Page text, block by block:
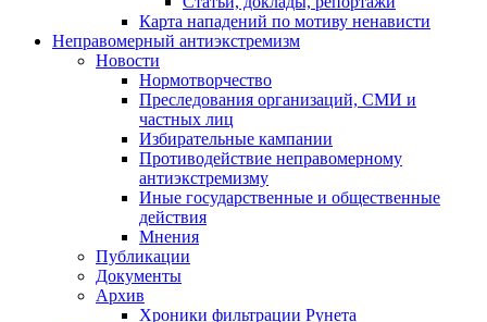
Карта нападений по мотиву ненависти
Неправомерный антиэкстремизм
Новости
Нормотворчество
Преследования организаций, СМИ и
частных лиц
Избирательные кампании
Противодействие неправомерному
антиэкстремизму
Иные государственные и общественные
действия
Мнения
Публикации
Документы
Архив
Хроники фильтрации Рунета